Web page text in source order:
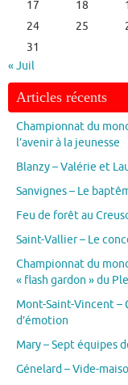
17
18
24
25
31
« Juil
Articles récents
Championnat du
l’avenir à la jeunesse
Blanzy – Valérie et
Sanvignes – Le
Feu de forêt au
Saint-Vallier – Le
Championnat du
« flash gardon » du
Mont-Saint-Vincent
d’émotion
Mary – Sept équipes
Génelard – Vide-